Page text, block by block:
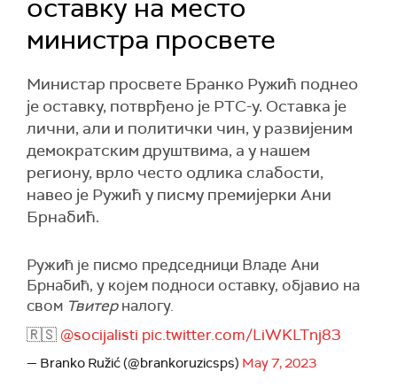
оставку на место
министра просвете
Министар просвете Бранко Ружић поднео
је оставку, потврђено је РТС-у. Оставка је
лични, али и политички чин, у развијеним
демократским друштвима, а у нашем
региону, врло често одлика слабости,
навео је Ружић у писму премијерки Ани
Брнабић.
Ружић је писмо председници Владе Ани
Брнабић, у којем подноси оставку, објавио на
свом Твитерналогу.
🇷🇸 @socijalisti pic.twitter.com/LiWKLTnj83
— Branko Ružić (@brankoruzicsps) May 7, 2023